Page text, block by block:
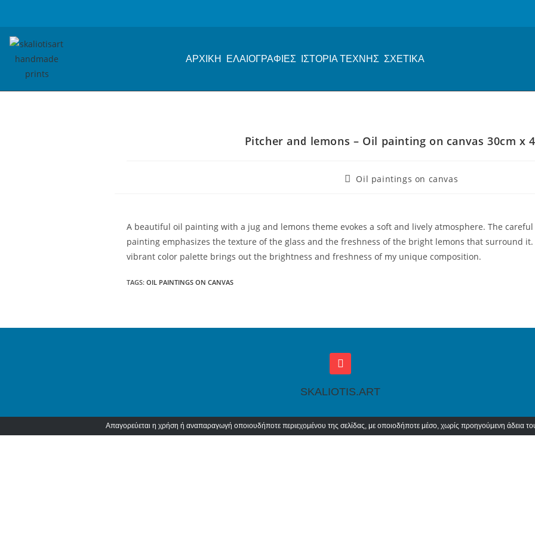
ΑΡΧΙΚΗ ΕΛΑΙΟΓΡΑΦΙΕΣ ΙΣΤΟΡΙΑ ΤΕΧΝΗΣ ΣΧΕΤΙΚΑ
Pitcher and lemons – Oil painting on canvas 30cm x
Oil paintings on canvas
A beautiful oil painting with a jug and lemons theme evokes a soft and lively atmosphere. The
painting emphasizes the texture of the glass and the freshness of the bright lemons that surround
vibrant color palette brings out the brightness and freshness of my unique composition.
TAGS: OIL PAINTINGS ON CANVAS
SKALIOTIS.ART
Απαγορεύεται η χρήση ή αναπαραγωγή οποιουδήποτε περιεχομένου της σελίδας, με οποιοδήποτε μέσο, χωρίς προηγούμενη άδεια του